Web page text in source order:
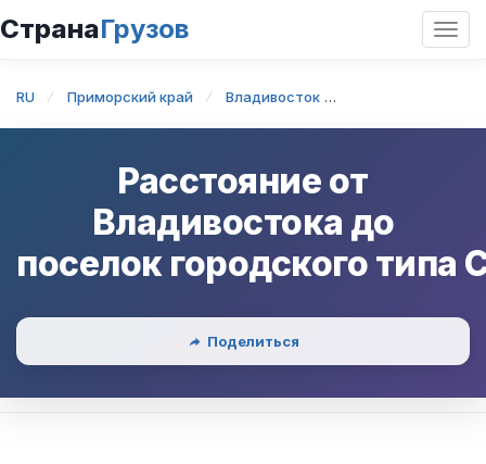
СтранаГрузов
RU Приморский край Владивосток
Расстояние от
Владивостока до
поселок городского типа
Поделиться